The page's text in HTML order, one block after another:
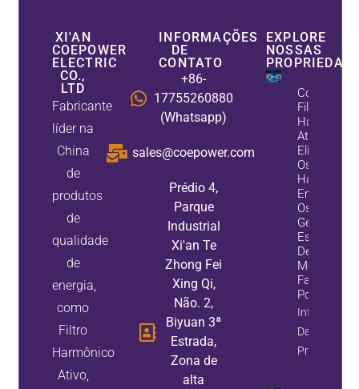
XI'AN
COEPOWER
ELECTRIC
CO.,
LTD
Fabricante
líder na
China
de
produtos
de
qualidade
de
energia,
como
Filtro
Harmônico
Ativo,
INFORMAÇÕES
DE
CONTATO
+86-
17755260880
(Whatsapp)
sales@coepower.com
Prédio 4,
Parque
Industrial
Xi'an Te
Zhong Fei
Xing Qi,
Não. 2,
Biyuan 3ª
Estrada,
Zona de
alta
EXPLORE
NOSSAS
Como Os
Filtros
Ativos
Eliminam
Os
Enquanto
Os
Geradores
Estáticos
De Var
Melhoram
Fator De
Potência
Da
Propriedade